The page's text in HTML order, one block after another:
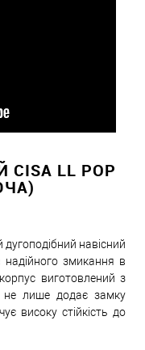
LL POP
дугоподібний навісний
змикання в
виготовлений з
не лише додає замку
високу стійкість до